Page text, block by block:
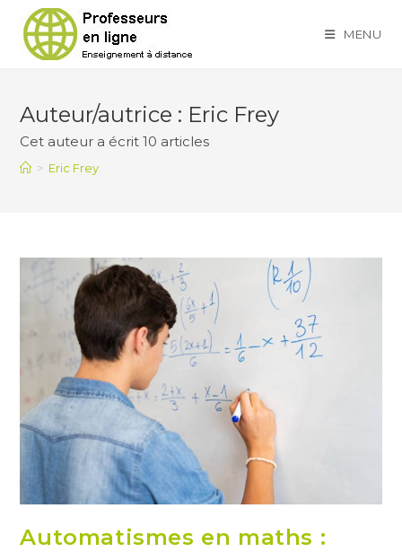
content
MENU
Auteur/autrice : Eric Frey
Cet auteur a écrit 10 articles
> Eric Frey
Automatismes en maths :